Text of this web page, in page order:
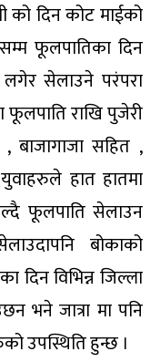
को दिन कोट माईको
फूलपातिका दिन
लगेर सेलाउने परंपरा
फूलपाति राखि पुजेरी
बाजागाजा सहित ,
हात हातमा
फूलपाति सेलाउन
बोकाको
विभिन्न जिल्ला
भने जात्रा मा पनि
उपस्थिति हुन्छ ।